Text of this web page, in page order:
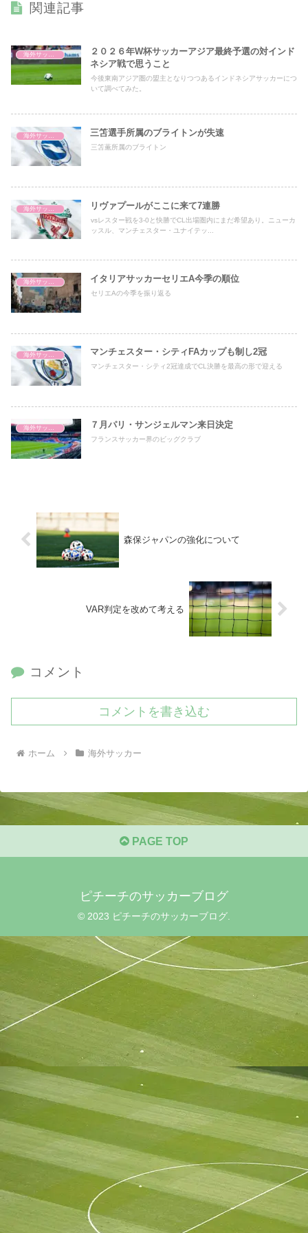
関連記事
海外サッカー
２０２６年W杯サッカーアジア最終予選の対インド
ネシア戦で思うこと
今後東南アジア圏の盟主となりつつあるインドネシアサッカーにつ
いて調べてみた。
三笘選手所属のブライトンが失速
三笘薫所属のブライトン
海外サッカー リヴァプールがここに来て7連勝
vsレスター戦を3-0と快勝でCL出場圏内にまだ希望あり。ニューカ
ッスル、マンチェスター・ユナイテッ...
海外サッカー イタリアサッカーセリエA今季の順位
セリエAの今季を振り返る
海外サッカー マンチェスター・シティFAカップも制し2冠
マンチェスター・シティ2冠達成でCL決勝を最高の形で迎える
海外サッカー ７月パリ・サンジェルマン来日決定
フランスサッカー界のビッグクラブ
森保ジャパンの強化について
VAR判定を改めて考える
コメント
コメントを書き込む
ホーム 海外サッカー
PAGE TOP
ピチーチのサッカーブログ
© 2023 ピチーチのサッカーブログ.